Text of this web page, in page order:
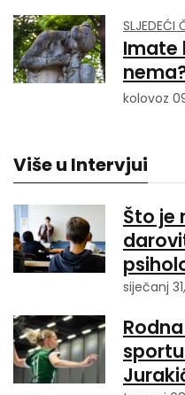
SLJEDEĆI
Imate
kolovoz
Više u Intervjui
Što je
siječanj